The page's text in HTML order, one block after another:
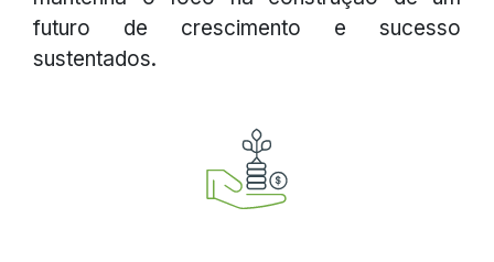
futuro de crescimento e sucesso
sustentados.